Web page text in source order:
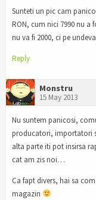
Sunteti un pic cam
RON, cum nici 7990 nu a
nu va fi 2000, ci pe
Reply
Monstru
15 May 2013
Nu suntem panicosi,
producatori, importatori
alta parte iti pot insirsa
cat am zis noi…
Ca fapt divers, hai sa
magazin